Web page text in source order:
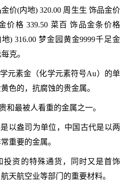
价(内地) 320.00 周生生 饰品金价
价格 339.50 菜百 饰品金条价格
) 316.00 梦金园黄金9999千足金
克。
元素金（化学元素符号Au）的单
色的，抗腐蚀的贵金属。
和最被人看重的金属之一。
以盎司为单位，中国古代是以两
重要的金属。
投资的特殊通货，同时又是首饰
天航空业等部门的重要材料。